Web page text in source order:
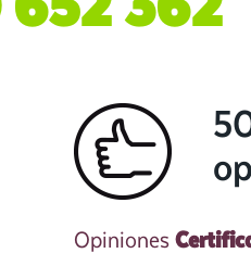
Opiniones